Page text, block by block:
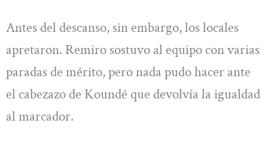
Antes del descanso, sin embargo, los locales
apretaron. Remiro sostuvo al equipo con varias
paradas de mérito, pero nada pudo hacer ante
el cabezazo de Koundé que devolvía la igualdad
al marcador.